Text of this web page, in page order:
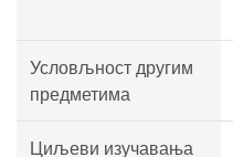
Условљност другим
предметима
Циљеви изучавања